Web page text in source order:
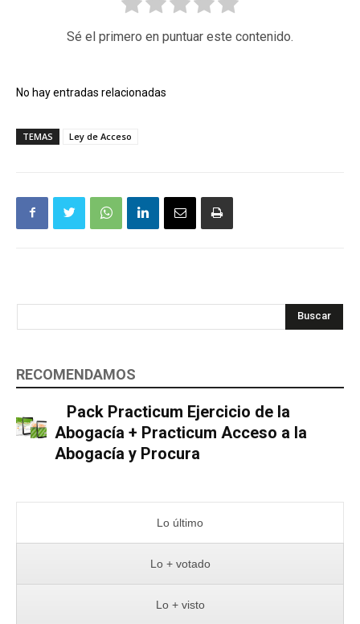
Sé el primero en puntuar este contenido.
No hay entradas relacionadas
TEMAS Ley de Acceso
Buscar
RECOMENDAMOS
Pack Practicum Ejercicio de la
Abogacía + Practicum Acceso a la
Abogacía y Procura
Lo último
Lo + votado
Lo + visto